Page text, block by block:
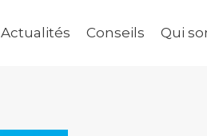
Actualités Conseils Qui